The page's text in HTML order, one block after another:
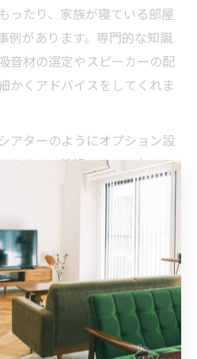
ったり、家族が寝ている部屋
例があります。専門的な知識
音材の選定やスピーカーの配
かくアドバイスをしてくれま
アターのようにオプション設
ります。希望するシアタール
、予算を事前に明確に伝え、
を提案してもらうことが、後
トです。
ルームを実現する秘訣
務店で実現するには、施主の
階から細部まで打ち合わせ